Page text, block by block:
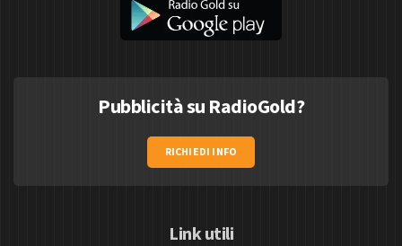
Pubblicità su RadioGold?
RICHIEDI INFO
Link utili